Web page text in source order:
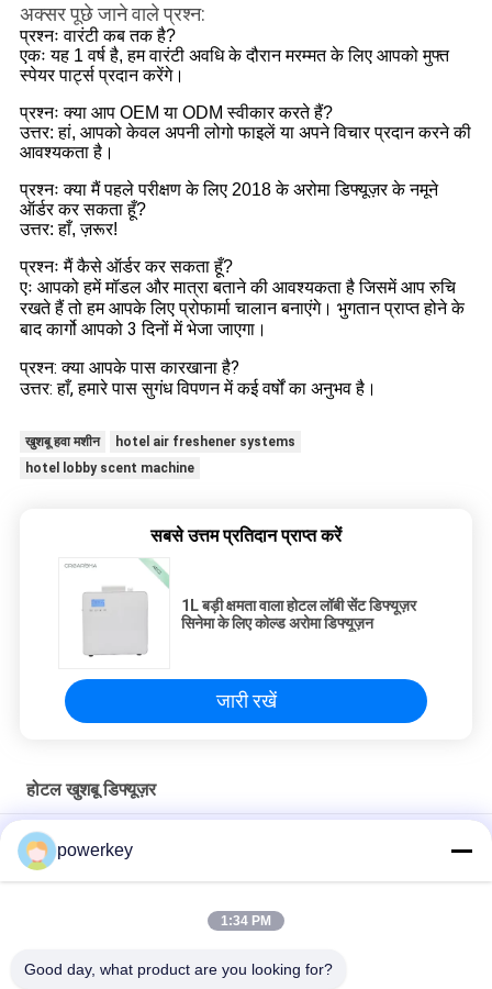
अक्सर पूछे जाने वाले प्रश्न:
प्रश्नः वारंटी कब तक है?
एकः यह 1 वर्ष है, हम वारंटी अवधि के दौरान मरम्मत के लिए आपको मुफ्त
स्पेयर पार्ट्स प्रदान करेंगे।
प्रश्नः क्या आप OEM या ODM स्वीकार करते हैं?
उत्तर: हां, आपको केवल अपनी लोगो फाइलें या अपने विचार प्रदान करने की
आवश्यकता है।
प्रश्नः क्या मैं पहले परीक्षण के लिए 2018 के अरोमा डिफ्यूज़र के नमूने
ऑर्डर कर सकता हूँ?
उत्तर: हाँ, ज़रूर!
प्रश्नः मैं कैसे ऑर्डर कर सकता हूँ?
एः आपको हमें मॉडल और मात्रा बताने की आवश्यकता है जिसमें आप रुचि
रखते हैं तो हम आपके लिए प्रोफार्मा चालान बनाएंगे। भुगतान प्राप्त होने के
बाद कार्गो आपको 3 दिनों में भेजा जाएगा।
प्रश्न: क्या आपके पास कारखाना है?
उत्तर: हाँ, हमारे पास सुगंध विपणन में कई वर्षों का अनुभव है।
खुशबू हवा मशीन
hotel air freshener systems
hotel lobby scent machine
सबसे उत्तम प्रतिदान प्राप्त करें
1L बड़ी क्षमता वाला होटल लॉबी सेंट डिफ्यूज़र
सिनेमा के लिए कोल्ड अरोमा डिफ्यूज़न
जारी रखें
होटल खुशबू डिफ्यूज़र
नया मॉडल 60ml डिफ्यूज़र उपकरण चांदी एल्यूमीनियम OEM ODM वायु शोधक
इत्र डिस्पेंसर सुगंध समाधान आपूर्तिकर्ता सफेद 300ml प्लास्टिक वाईफाई सुगंध सुगंध
नेबुलाइज़र कोई शोर होटल गंध विसारक बड़ी क्षमता समायोज्य Aroma Mist वॉल्यूम
powerkey
1:34 PM
Good day, what product are you looking for?